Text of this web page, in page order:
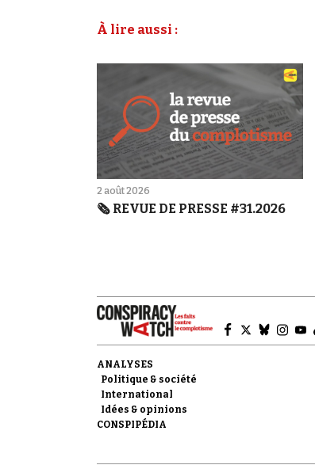
À lire aussi :
2 août 2026
🗞️ REVUE DE PRESSE #31.2026
ANALYSES
Politique & société
International
Idées & opinions
CONSPIPÉDIA